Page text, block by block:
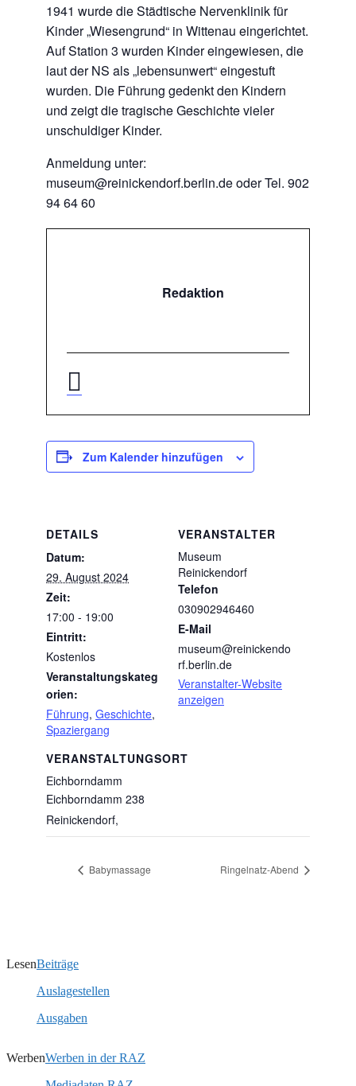
1941 wurde die Städtische Nervenklinik für
Kinder „Wiesengrund“ in Wittenau eingerichtet.
Auf Station 3 wurden Kinder eingewiesen, die
laut der NS als „lebensunwert“ eingestuft
wurden. Die Führung gedenkt den Kindern
und zeigt die tragische Geschichte vieler
unschuldiger Kinder.
Anmeldung unter:
museum@reinickendorf.berlin.de oder Tel. 902
94 64 60
Redaktion
Zum Kalender hinzufügen
DETAILS
Datum:
29. August 2024
Zeit:
17:00 - 19:00
Eintritt:
Kostenlos
Veranstaltungskateg
orien:
Führung, Geschichte,
Spaziergang
VERANSTALTUNGSORT
Eichborndamm
Eichborndamm 238
Reinickendorf,
VERANSTALTER
Museum
Reinickendorf
Telefon
030902946460
E-Mail
museum@reinickendo
rf.berlin.de
Veranstalter-Website
anzeigen
Babymassage Ringelnatz-Abend
LesenBeiträge
Auslagestellen
Ausgaben
WerbenWerben in der RAZ